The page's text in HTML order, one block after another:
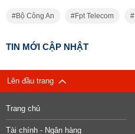
Bộ Công An Fpt Telecom
TIN MỚI CẬP NHẬT
Lên đầu trang
Trang chủ
Tài chính - Ngân hàng